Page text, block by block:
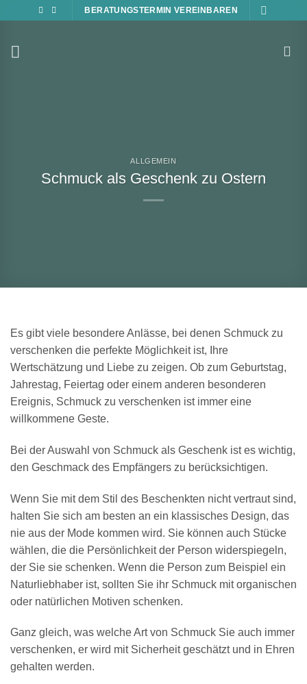
BERATUNGSTERMIN VEREINBAREN
ALLGEMEIN
Schmuck als Geschenk zu Ostern
Es gibt viele besondere Anlässe, bei denen Schmuck zu
verschenken die perfekte Möglichkeit ist, Ihre
Wertschätzung und Liebe zu zeigen. Ob zum Geburtstag,
Jahrestag, Feiertag oder einem anderen besonderen
Ereignis, Schmuck zu verschenken ist immer eine
willkommene Geste.
Bei der Auswahl von Schmuck als Geschenk ist es wichtig,
den Geschmack des Empfängers zu berücksichtigen.
Wenn Sie mit dem Stil des Beschenkten nicht vertraut sind,
halten Sie sich am besten an ein klassisches Design, das
nie aus der Mode kommen wird. Sie können auch Stücke
wählen, die die Persönlichkeit der Person widerspiegeln,
der Sie sie schenken. Wenn die Person zum Beispiel ein
Naturliebhaber ist, sollten Sie ihr Schmuck mit organischen
oder natürlichen Motiven schenken.
Ganz gleich, was welche Art von Schmuck Sie auch immer
verschenken, er wird mit Sicherheit geschätzt und in Ehren
gehalten werden.